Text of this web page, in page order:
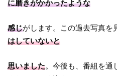
に磨きがかかったような
感じがします。この過去写真を
はしていないと
思いました。今後も、番組を通